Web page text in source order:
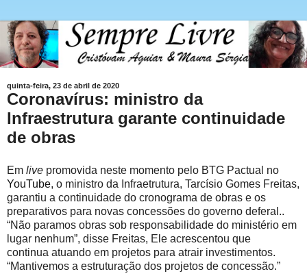
quinta-feira, 23 de abril de 2020
Coronavírus: ministro da
Infraestrutura garante continuidade
de obras
Em live promovida neste momento pelo BTG Pactual no
YouTube, o ministro da Infraetrutura, Tarcísio Gomes Freitas,
garantiu a continuidade do cronograma de obras e os
preparativos para novas concessões do governo deferal..
“Não paramos obras sob responsabilidade do ministério em
lugar nenhum”, disse Freitas, Ele acrescentou que
continua atuando em projetos para atrair investimentos.
“Mantivemos a estruturação dos projetos de concessão.”